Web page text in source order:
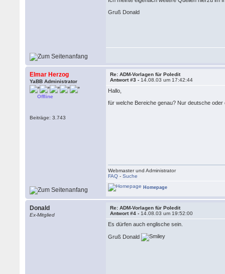
Gruß Donald
Elmar Herzog
YaBB Administrator
Offline
Beiträge: 3.743
Re: ADM-Vorlagen für Poledit
Antwort #3 - 14.08.03 um 17:42:44
Hallo,
für welche Bereiche genau? Nur deutsche
Webmaster und Administrator
FAQ -Suche
Homepage
Donald
Ex-Mitglied
Re: ADM-Vorlagen für Poledit
Antwort #4 - 14.08.03 um 19:52:00
Es dürfen auch englische sein.
Gruß Donald